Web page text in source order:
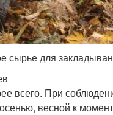
сырье для
всего. При
весной к